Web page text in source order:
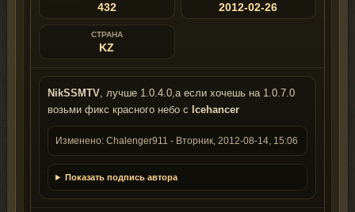
432 2012-02-26
СТРАНА
KZ
NikSSMTV, лучше 1.0.4.0,а если хочешь на 1.0.7.0
возьми фикс красного небо с Icehancer
Изменено: Chalenger911 - Вторник, 2012-08-14, 15:06
Показать подпись автора